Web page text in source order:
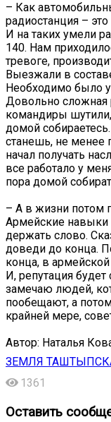
– Как
радиостанция –
И на таких умели
140. Нам
тревоге,
Выезжали в
Необходимо было
Довольно сложная
командиры шутили,
домой
станешь, не менее
начал получать
все работало у
пора домой
– А в жизни потом
Армейские
держать слово.
доведи до конца.
конца, в
И, репутация
замечаю людей,
пообещают, а
крайней мере,
Автор: Наталья
ЗЕМЛЯ
1361
Оставить